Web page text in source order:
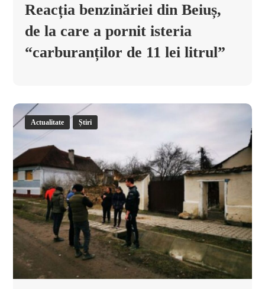
Reacția benzinăriei din Beiuș,
de la care a pornit isteria
“carburanților de 11 lei litrul”
Actualitate Știri